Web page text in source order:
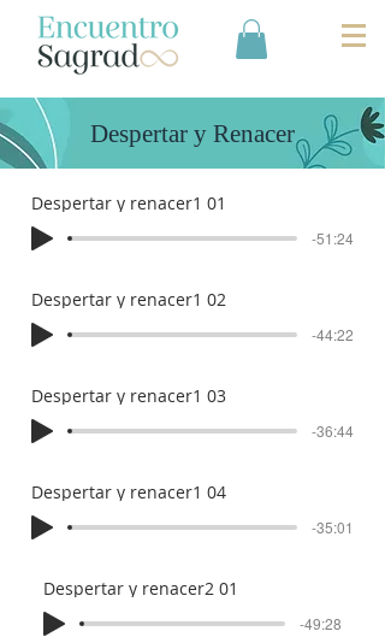
Despertar y Renacer
Despertar y renacer1 01
-51:24
Despertar y renacer1 02
-44:22
Despertar y renacer1 03
-36:44
Despertar y renacer1 04
-35:01
Despertar y renacer2 01
-49:28